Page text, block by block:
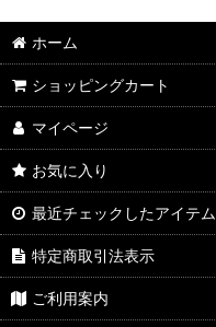
ホーム
ショッピングカート
マイページ
お気に入り
最近チェックしたアイテム
特定商取引法表示
ご利用案内